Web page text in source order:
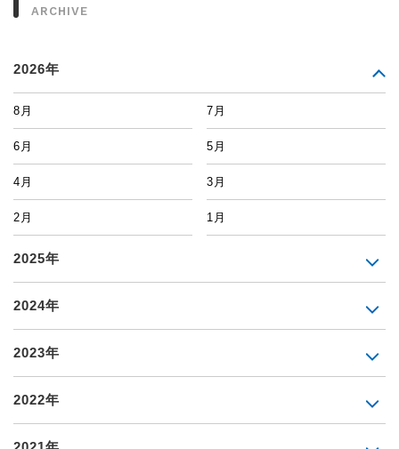
ARCHIVE
2026年
8月 7月
6月 5月
4月 3月
2月 1月
2025年
2024年
2023年
2022年